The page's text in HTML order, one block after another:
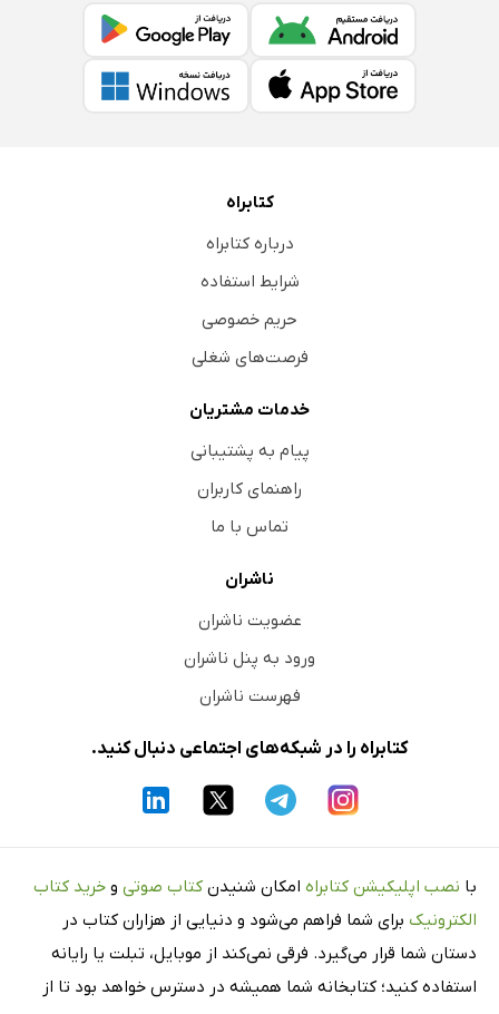
کتابراه
درباره کتابراه
شرایط استفاده
حریم خصوصی
فرصت‌های شغلی
خدمات مشتریان
پیام به پشتیبانی
راهنمای کاربران
تماس با ما
ناشران
عضویت ناشران
ورود به پنل ناشران
فهرست ناشران
کتابراه را در شبکه‌های اجتماعی دنبال کنید.
با نصب اپلیکیشن کتابراه امکان شنیدن کتاب صوتی و خرید کتاب
الکترونیک برای شما فراهم می‌شود و دنیایی از هزاران کتاب در
دستان شما قرار می‌گیرد. فرقی نمی‌کند از موبایل، تبلت یا رایانه
استفاده کنید؛ کتابخانه شما همیشه در دسترس خواهد بود تا از